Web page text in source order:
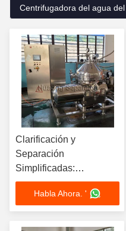
Centrifugadora del agua
Clarificación y
Separación
Simplificadas:
Centrifugadora de
Aceite y Agua Huading
para la Industria
Farmacéutica
Habla Ahora. '